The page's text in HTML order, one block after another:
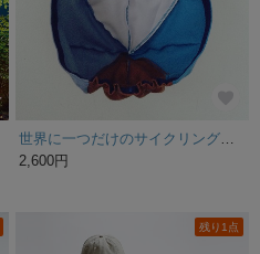
2,600円
残り1点